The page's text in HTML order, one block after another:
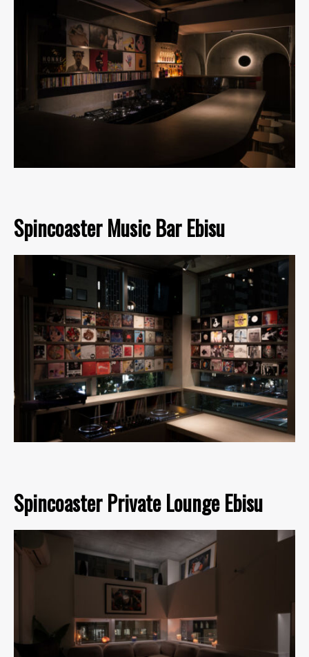
Spincoaster Music Bar Ebisu
Spincoaster Private Lounge Ebisu